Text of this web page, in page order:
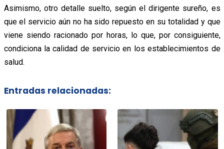
Asimismo, otro detalle suelto, según el dirigente sureño, es
que el servicio aún no ha sido repuesto en su totalidad y que
viene siendo racionado por horas, lo que, por consiguiente,
condiciona la calidad de servicio en los establecimientos de
salud.
Entradas relacionadas: